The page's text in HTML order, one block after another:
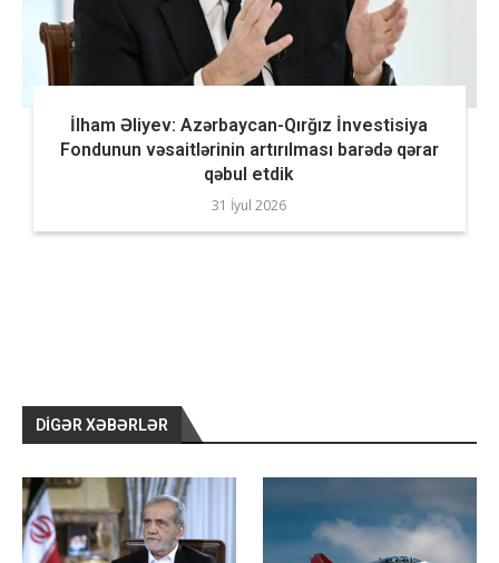
İlham Əliyev: Azərbaycan-Qırğız İnvestisiya
Fondunun vəsaitlərinin artırılması barədə qərar
qəbul etdik
31 İyul 2026
DIGƏR XƏBƏRLƏR